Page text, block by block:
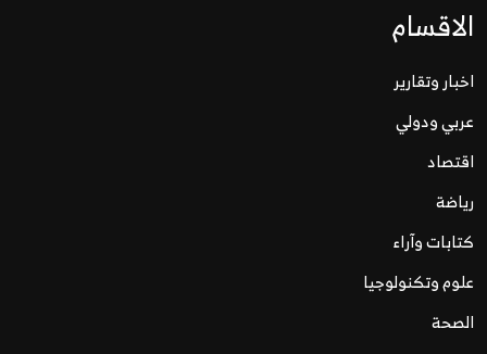
الاقسام
اخبار وتقارير
عربي ودولي
اقتصاد
رياضة
كتابات وآراء
علوم وتكنولوجيا
الصحة